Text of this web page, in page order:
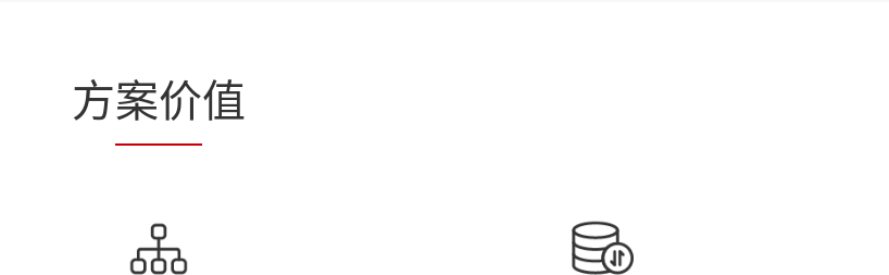
方案价值